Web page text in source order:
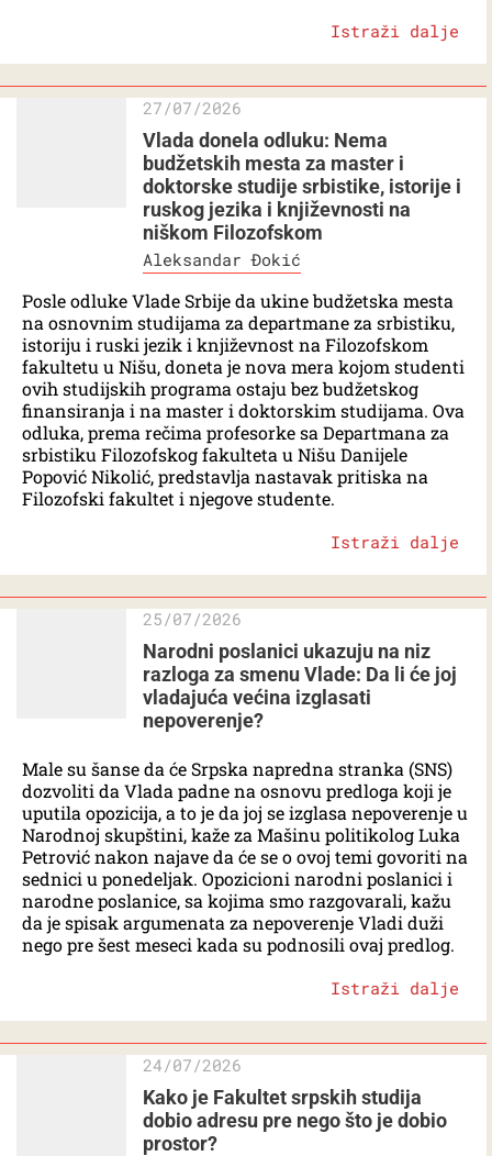
Istraži dalje
27/07/2026
Vlada donela odluku: Nema
budžetskih mesta za master i
doktorske studije srbistike, istorije i
ruskog jezika i književnosti na
niškom Filozofskom
Aleksandar Đokić
Posle odluke Vlade Srbije da ukine budžetska mesta
na osnovnim studijama za departmane za srbistiku,
istoriju i ruski jezik i književnost na Filozofskom
fakultetu u Nišu, doneta je nova mera kojom studenti
ovih studijskih programa ostaju bez budžetskog
finansiranja i na master i doktorskim studijama. Ova
odluka, prema rečima profesorke sa Departmana za
srbistiku Filozofskog fakulteta u Nišu Danijele
Popović Nikolić, predstavlja nastavak pritiska na
Filozofski fakultet i njegove studente.
Istraži dalje
25/07/2026
Narodni poslanici ukazuju na niz
razloga za smenu Vlade: Da li će joj
vladajuća većina izglasati
nepoverenje?
Male su šanse da će Srpska napredna stranka (SNS)
dozvoliti da Vlada padne na osnovu predloga koji je
uputila opozicija, a to je da joj se izglasa nepoverenje u
Narodnoj skupštini, kaže za Mašinu politikolog Luka
Petrović nakon najave da će se o ovoj temi govoriti na
sednici u ponedeljak. Opozicioni narodni poslanici i
narodne poslanice, sa kojima smo razgovarali, kažu
da je spisak argumenata za nepoverenje Vladi duži
nego pre šest meseci kada su podnosili ovaj predlog.
Istraži dalje
24/07/2026
Kako je Fakultet srpskih studija
dobio adresu pre nego što je dobio
prostor?